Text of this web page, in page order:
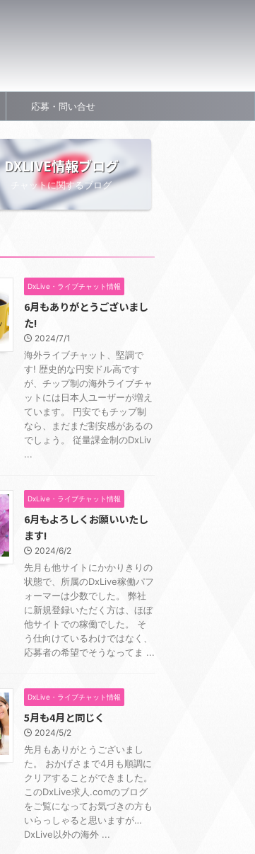
応募・問い合せ
DXLIVE情報ブログ
チャットに関するブログ
DxLive・ライブチャット情報
6月もありがとうございまし
た!
2024/7/1
海外ライブチャット、堅調で
す! 歴史的な円安ドル高です
が、チップ制の海外ライブチャ
ットには日本人ユーザーが増え
ています。 円安でもチップ制
なら、まだまだ割安感があるの
でしょう。 従量課金制のDxLiv
...
DxLive・ライブチャット情報
6月もよろしくお願いいたし
ます!
2024/6/2
先月も他サイトにかかりきりの
状態で、所属のDxLive稼働パフ
ォーマーは少数でした。 弊社
に新規登録いただく方は、ほぼ
他サイトでの稼働でした。 そ
う仕向けているわけではなく、
応募者の希望でそうなってま ...
DxLive・ライブチャット情報
5月も4月と同じく
2024/5/2
先月もありがとうございまし
た。 おかげさまで4月も順調に
クリアすることができました。
このDxLive求人.comのブログ
をご覧になってお気づきの方も
いらっしゃると思いますが…
DxLive以外の海外 ...